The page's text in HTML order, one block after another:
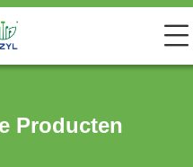
Producten